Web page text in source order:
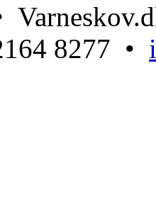
8277 •